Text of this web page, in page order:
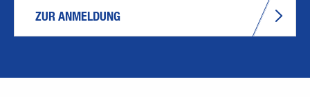
ZUR ANMELDUNG